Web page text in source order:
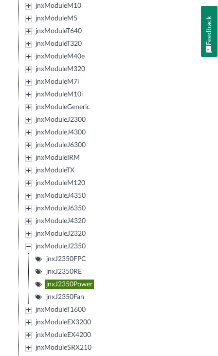
jnxModuleM10
jnxModuleM5
jnxModuleT640
jnxModuleT320
jnxModuleM40e
jnxModuleM320
jnxModuleM7i
jnxModuleM10i
jnxModuleGeneric
jnxModuleJ2300
jnxModuleJ4300
jnxModuleJ6300
jnxModuleIRM
jnxModuleTX
jnxModuleM120
jnxModuleJ4350
jnxModuleJ6350
jnxModuleJ4320
jnxModuleJ2320
jnxModuleJ2350
jnxJ2350FPC
jnxJ2350RE
jnxJ2350Power
jnxJ2350Fan
jnxModuleT1600
jnxModuleEX3200
jnxModuleEX4200
jnxModuleSRX210
Feedback